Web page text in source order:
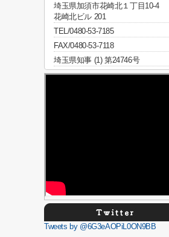
埼玉県加須市花崎北１丁目10-4
花崎北ビル 201
TEL/0480-53-7185
FAX/0480-53-7118
埼玉県知事 (1) 第24746号
Tweets by @6G3eAOPiL0ON9BB